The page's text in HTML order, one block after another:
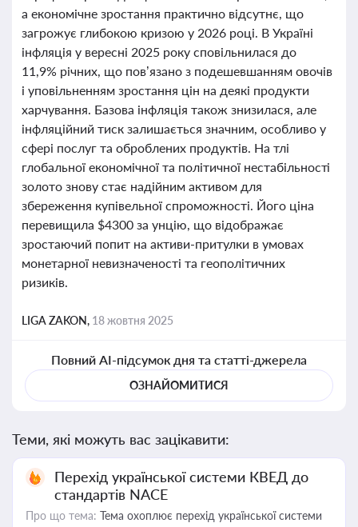
а економічне зростання практично відсутнє, що
загрожує глибокою кризою у 2026 році. В Україні
інфляція у вересні 2025 року сповільнилася до
11,9% річних, що пов’язано з подешевшанням овочів
і уповільненням зростання цін на деякі продукти
харчування. Базова інфляція також знизилася, але
інфляційний тиск залишається значним, особливо у
сфері послуг та оброблених продуктів. На тлі
глобальної економічної та політичної нестабільності
золото знову стає надійним активом для
збереження купівельної спроможності. Його ціна
перевищила $4300 за унцію, що відображає
зростаючий попит на активи-притулки в умовах
монетарної невизначеності та геополітичних
ризиків.
LIGA ZAKON, 18 жовтня 2025
Повний AI-підсумок дня та статті-джерела
ОЗНАЙОМИТИСЯ
Теми, які можуть вас зацікавити:
Перехід української системи КВЕД до
стандартів NACE
Про що тема: Тема охоплює перехід української системи